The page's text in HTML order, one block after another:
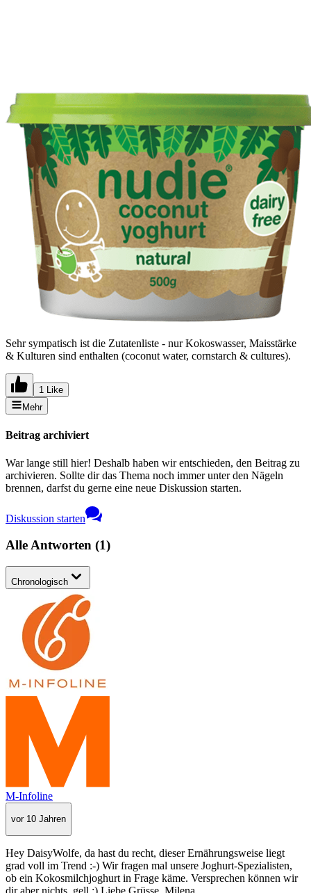
Sehr sympatisch ist die Zutatenliste - nur Kokoswasser, Maisstärke
& Kulturen sind enthalten (coconut water, cornstarch & cultures).
1 Like
Mehr
Beitrag archiviert
War lange still hier! Deshalb haben wir entschieden, den Beitrag zu
archivieren. Sollte dir das Thema noch immer unter den Nägeln
brennen, darfst du gerne eine neue Diskussion starten.
Diskussion starten
Alle Antworten (1)
Chronologisch
M-Infoline
vor 10 Jahren
Hey DaisyWolfe, da hast du recht, dieser Ernährungsweise liegt
grad voll im Trend :-) Wir fragen mal unsere Joghurt-Spezialisten,
ob ein Kokosmilchjoghurt in Frage käme. Versprechen können wir
dir aber nichts, gell ;) Liebe Grüsse, Milena